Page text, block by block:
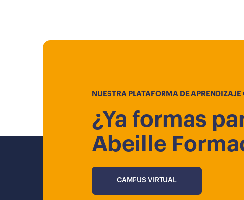
NUESTRA PLATAFORMA DE APRENDIZAJE
¿Ya formas
Abeille
CAMPUS VIRTUAL